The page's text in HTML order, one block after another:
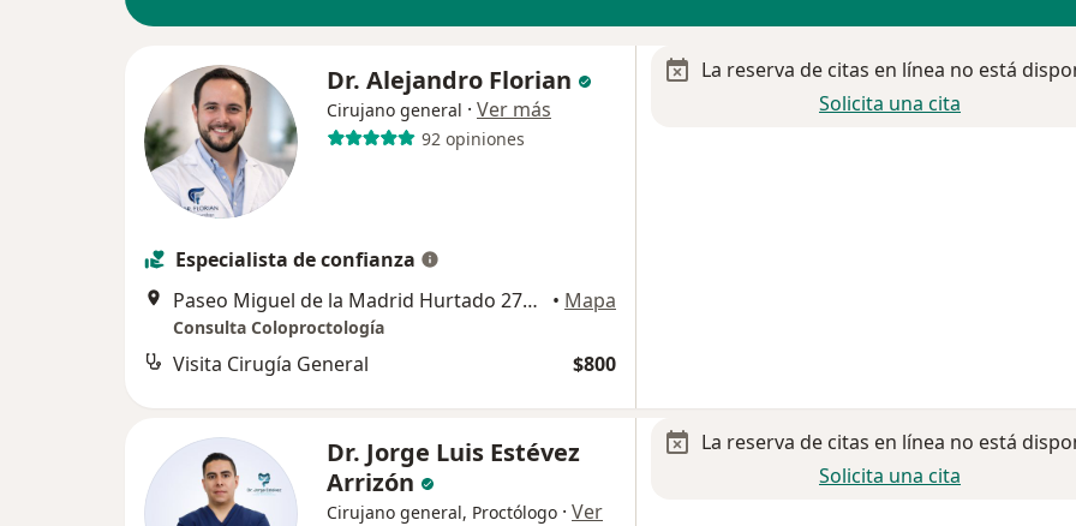
Dr. Alejandro Florian
Cirujano general · Ver más
92 opiniones
Especialista de confianza
Paseo Miguel de la Madrid Hurtado 271, Villa de Alvarez
• Mapa
Consulta Coloproctología
Visita Cirugía General $800
La reserva de citas en línea no está
Solicita una cita
Dr. Jorge Luis Estévez
Arrizón
Cirujano general, Proctólogo · Ver
La reserva de citas en línea no está
Solicita una cita